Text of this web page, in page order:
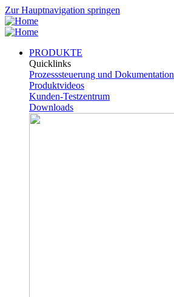
Zur Hauptnavigation springen
PRODUKTE
Quicklinks
Prozesssteuerung und Dokumentation
Produktvideos
Kunden-Testzentrum
Downloads